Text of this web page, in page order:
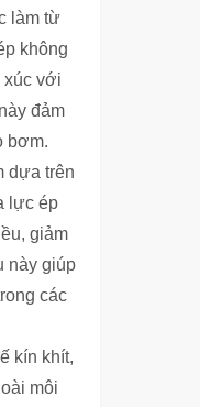
làm từ
không
xúc với
đảm
bơm.
dựa trên
lực ép
giảm
này giúp
các
kín khít,
môi